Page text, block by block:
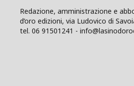
Redazione, amministrazione e
d’oro edizioni, via Ludovico di
tel. 06 91501241 -